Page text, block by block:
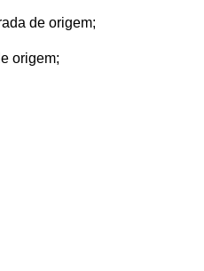
de origem;
origem;